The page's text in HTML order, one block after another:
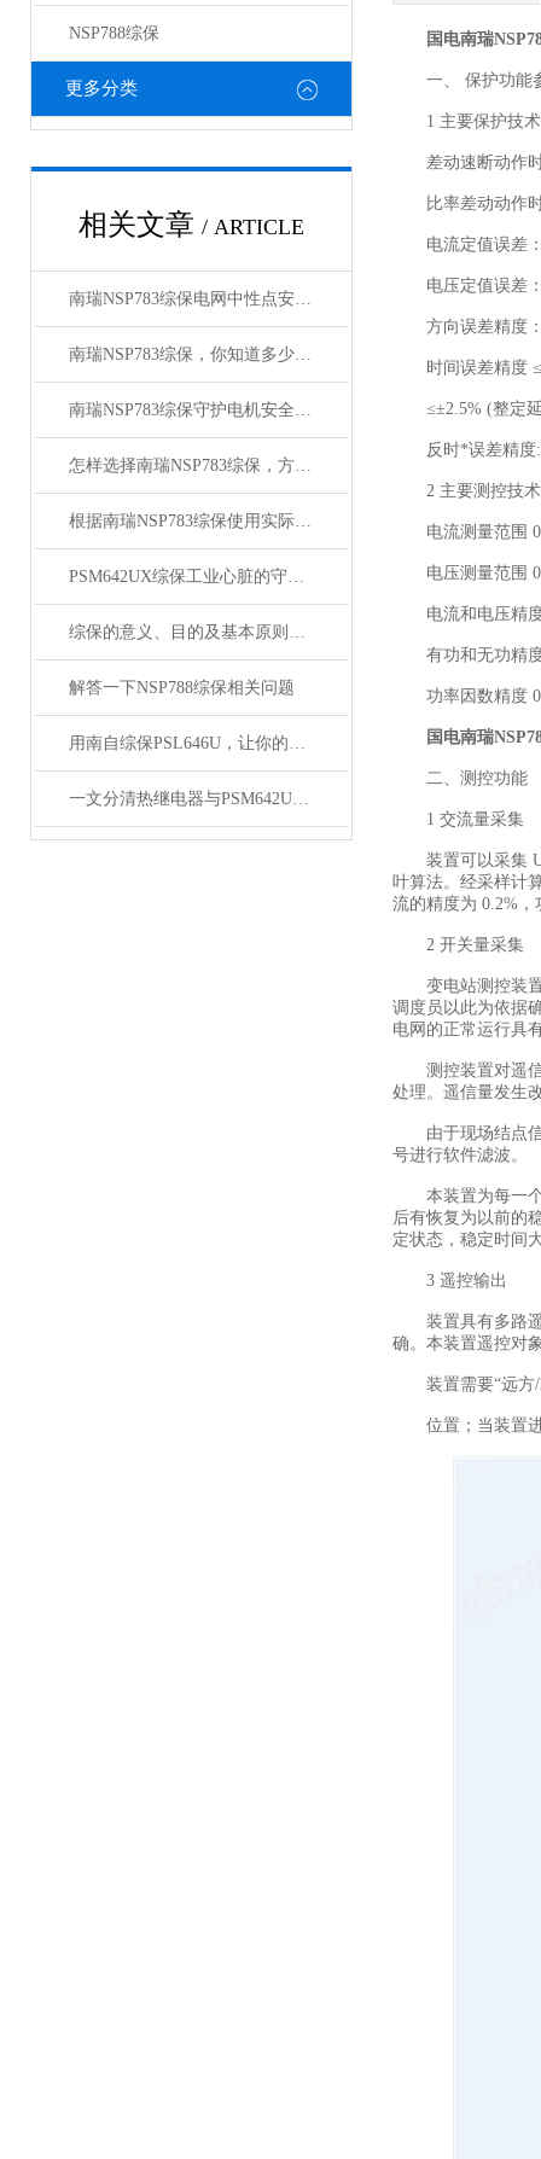
NSP788综保
更多分类
相关文章 / ARTICLE
南瑞NSP783综保电网中性点安全设备
南瑞NSP783综保，你知道多少关键细节？
南瑞NSP783综保守护电机安全，提升工业生产效率
怎样选择南瑞NSP783综保，方法分享给大家
根据南瑞NSP783综保使用实际情况进行维护
PSM642UX综保工业心脏的守护者
综保的意义、目的及基本原则主要体现为哪几点
解答一下NSP788综保相关问题
用南自综保PSL646U，让你的电力系统更安全可靠
一文分清热继电器与PSM642UX综保的防护能力差距
国电南瑞
一、 保护功能
1 主要保护技术
差动速断动作时
比率差动动作时
电流定值误差：
电压定值误差：
方向误差精度：
时间误差精度
≤±2.5% (整定延
反时*误差精度:
2 主要测控技术
电流测量范围
电压测量范围
电流和电压精度
有功和无功精度
功率因数精度
国电南瑞
二、测控功能
1 交流量采集
装置可以采集 Ua
叶算法。经采样计
流的精度为 0.2%，
2 开关量采集
变电站测控装置
调度员以此为依据
电网的正常运行具
测控装置对遥信
处理。遥信量发生
由于现场结点信
号进行软件滤波。
本装置为每一个
后有恢复为以前的
定状态，稳定时间
3 遥控输出
装置具有多路遥
确。本装置遥控对
装置需要“远方/
位置；当装置进